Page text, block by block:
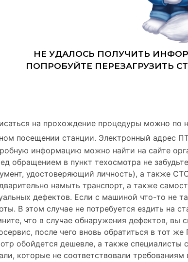
на прохождение процедуры можно по
посещении станции. Электронный адрес
информацию можно найти на сайте
обращением в пункт техосмотра не
удостоверяющий личность), а также
намыть транспорт, а также
дефектов. Если с машиной что-то не
В этом случае не потребуется ездить на
что в случае обнаружения дефектов, вы
после чего вновь обратиться в тот
обойдется дешевле, а также специалисты
которые не соответствовали